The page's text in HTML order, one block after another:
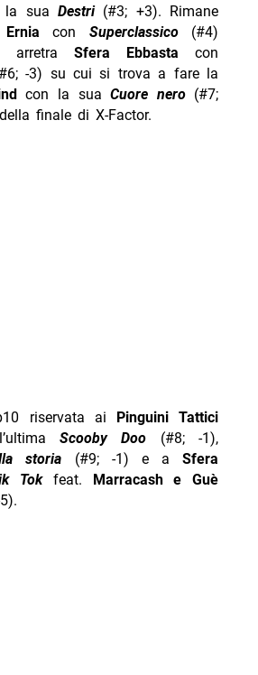
la sua Destri (#3; +3). Rimane
Erniacon Superclassico (#4)
arretraSfera Ebbastacon
-3) su cui si trova a fare la
con la suaCuore nero (#7;
finale di X-Factor.
riservata ai Pinguini Tattici
Scooby Doo (#8; -1),
storia (#9; -1) e aSfera
Tok feat. Marracash e Guè